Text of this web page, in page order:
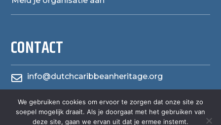
CONTACT
 info@dutchcaribbeanheritage.org
 herensiaerfgoedheritage
We gebruiken cookies om ervoor te zorgen dat onze site zo
soepel mogelijk draait. Als je doorgaat met het gebruiken van
deze site, gaan we ervan uit dat je ermee instemt.